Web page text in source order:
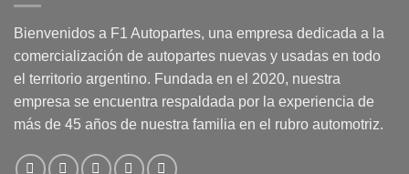
Bienvenidos a F1 Autopartes, una empresa dedicada a la
comercialización de autopartes nuevas y usadas en todo
el territorio argentino. Fundada en el 2020, nuestra
empresa se encuentra respaldada por la experiencia de
más de 45 años de nuestra familia en el rubro automotriz.